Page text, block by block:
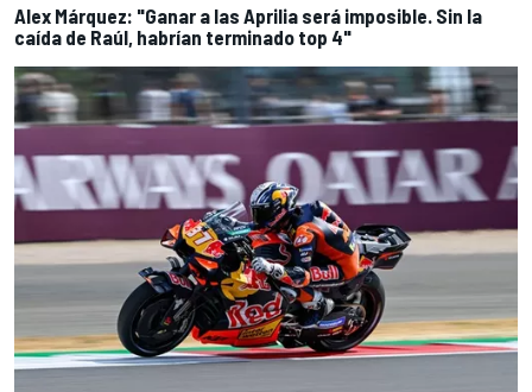
Alex Márquez: "Ganar a las Aprilia será imposible. Sin la
caída de Raúl, habrían terminado top 4"